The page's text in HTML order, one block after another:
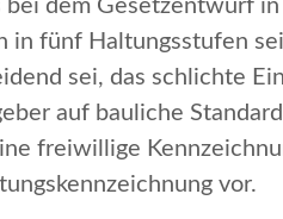
dem Gesetzentwurf
in fünf Haltungsstufen sei
sei, das schlichte
auf bauliche
freiwillige
vor.